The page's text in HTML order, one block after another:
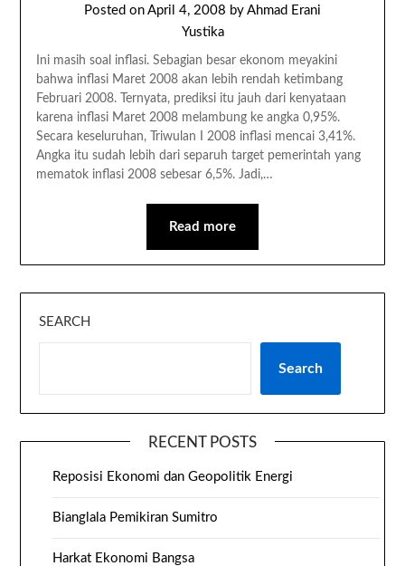
Posted on April 4, 2008 by Ahmad Erani
Yustika
Ini masih soal inflasi. Sebagian besar ekonom meyakini
bahwa inflasi Maret 2008 akan lebih rendah ketimbang
Februari 2008. Ternyata, prediksi itu jauh dari kenyataan
karena inflasi Maret 2008 melambung ke angka 0,95%.
Secara keseluruhan, Triwulan I 2008 inflasi mencai 3,41%.
Angka itu sudah lebih dari separuh target pemerintah yang
mematok inflasi 2008 sebesar 6,5%. Jadi,…
Read more
SEARCH
Search
RECENT POSTS
Reposisi Ekonomi dan Geopolitik Energi
Bianglala Pemikiran Sumitro
Harkat Ekonomi Bangsa